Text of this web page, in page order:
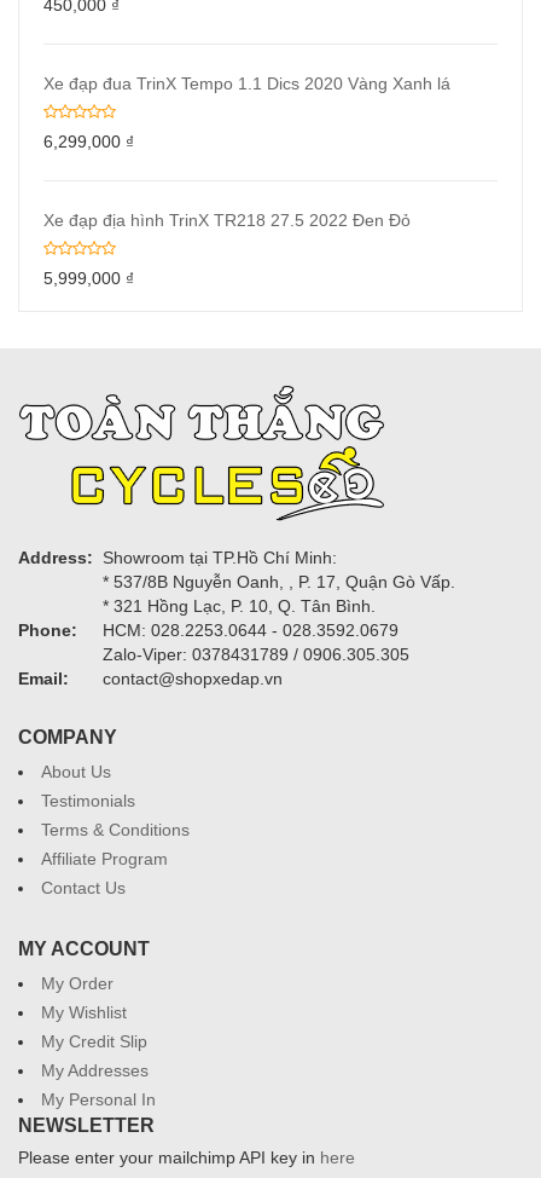
450,000 ₫
Xe đạp đua TrinX Tempo 1.1 Dics 2020 Vàng Xanh lá
6,299,000 ₫
Xe đạp địa hình TrinX TR218 27.5 2022 Đen Đỏ
5,999,000 ₫
Address:
Showroom tại TP.Hồ Chí Minh:
* 537/8B Nguyễn Oanh, , P. 17, Quận Gò Vấp.
* 321 Hồng Lạc, P. 10, Q. Tân Bình.
Phone:
HCM: 028.2253.0644 - 028.3592.0679
Zalo-Viper: 0378431789 / 0906.305.305
Email:
contact@shopxedap.vn
COMPANY
About Us
Testimonials
Terms & Conditions
Affiliate Program
Contact Us
MY ACCOUNT
My Order
My Wishlist
My Credit Slip
My Addresses
My Personal In
NEWSLETTER
Please enter your mailchimp API key in here